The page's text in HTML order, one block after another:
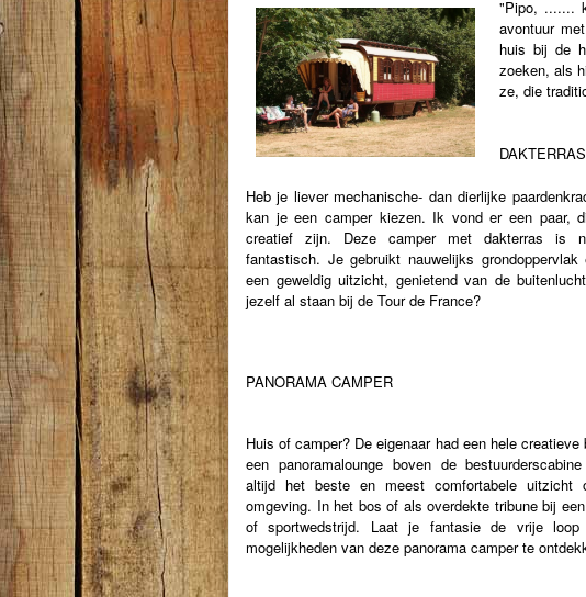
"Pipo, .......
avontuur
huis bij de
zoeken, als
ze, die
Heb je liever mechanische- dan dierlijke
kan je een camper kiezen. Ik vond er een paar,
creatief zijn. Deze camper met dakterras is
fantastisch. Je gebruikt nauwelijks grondoppervlak
een geweldig uitzicht, genietend van de
jezelf al staan bij de Tour de France?
PANORAMA CAMPER
Huis of camper? De eigenaar had een hele creatieve
een panoramalounge boven de
altijd het beste en meest comfortabele uitzicht
omgeving. In het bos of als overdekte tribune bij
of sportwedstrijd. Laat je fantasie de vrije
mogelijkheden van deze panorama camper te